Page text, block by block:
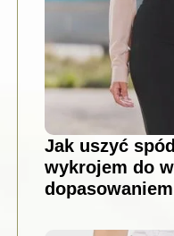
Jak uszyć
wykrojem do
dopasowaniem